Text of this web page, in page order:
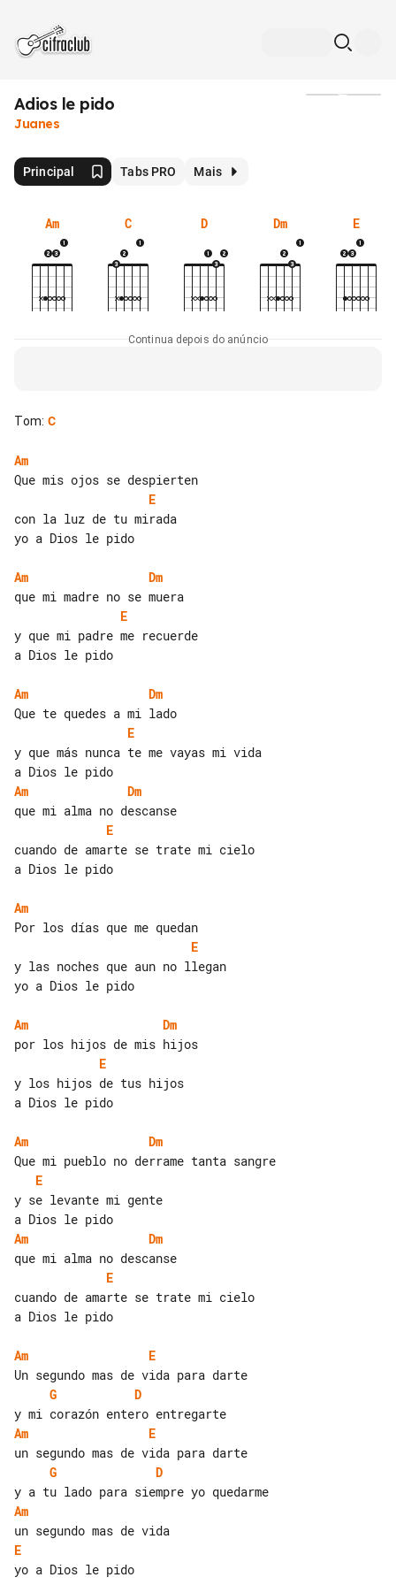
Adios le pido
Juanes
Principal Tabs PRO Mais
Am C D Dm E
Continua depois do anúncio
Tom: C
Am
E
con la luz de tu mirada
yo a Dios le pido
Am
Dm
E
y que mi padre me recuerde
a Dios le pido
Am
Dm
E
y que más nunca te me vayas mi vida
Am
Dm
E
cuando de amarte se trate mi cielo
a Dios le pido
Am
E
y las noches que aun no llegan
yo a Dios le pido
Am
Dm
E
y los hijos de tus hijos
a Dios le pido
Am
Dm
E
y se levante mi gente
Am
Dm
E
cuando de amarte se trate mi cielo
a Dios le pido
Am
E
G
D
Am
E
G
D
Am
E
yo a Dios le pido